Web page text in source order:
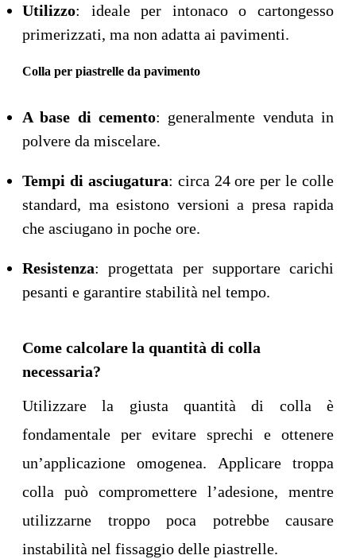
Utilizzo: ideale per intonaco o cartongesso
primerizzati, ma non adatta ai pavimenti.
Colla per piastrelle da pavimento
A base di cemento: generalmente venduta in
polvere da miscelare.
Tempi di asciugatura: circa 24 ore per le colle
standard, ma esistono versioni a presa rapida
che asciugano in poche ore.
Resistenza: progettata per supportare carichi
pesanti e garantire stabilità nel tempo.
Come calcolare la quantità di colla
necessaria?
Utilizzare la giusta quantità di colla è
fondamentale per evitare sprechi e ottenere
un’applicazione omogenea. Applicare troppa
colla può compromettere l’adesione, mentre
utilizzarne troppo poca potrebbe causare
instabilità nel fissaggio delle piastrelle.